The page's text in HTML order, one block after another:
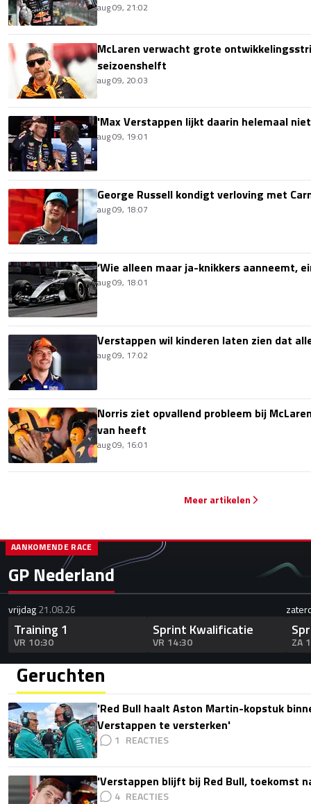
aug 09, 21:02
McLaren verwacht grote
seizoenshelft
aug 09, 20:03
'Max Verstappen lijkt daarin helemaal
aug 09, 19:01
George Russell kondigt verloving met
aug 09, 18:07
‘Wie alleen maar ja-knikkers aanneemt,
aug 09, 18:01
Verstappen wil kinderen laten zien dat
aug 09, 17:02
Norris ziet opvallend probleem bij
van heeft
aug 09, 16:01
Meer artikelen
GP Nederland
AANKOMENDE RACE
vrijdag21.08.26
Training 1
VR 10:30
Sprint Kwalificatie
VR 14:30 ZA
Geruchten
'Red Bull haalt Aston Martin-kopstuk
Verstappen te versterken'
1
'Verstappen blijft bij Red Bull, toekomst
4